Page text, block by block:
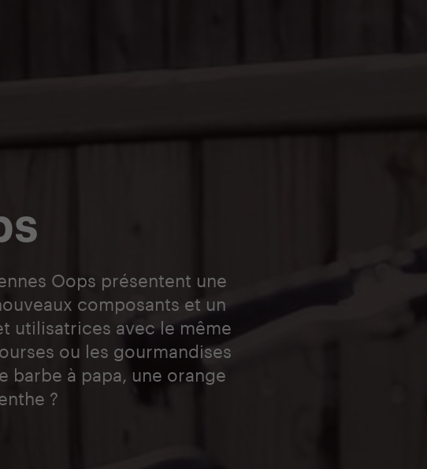
Oops présentent une
composants et un
utilisatrices avec le même
ou les gourmandises
barbe à papa, une orange
?